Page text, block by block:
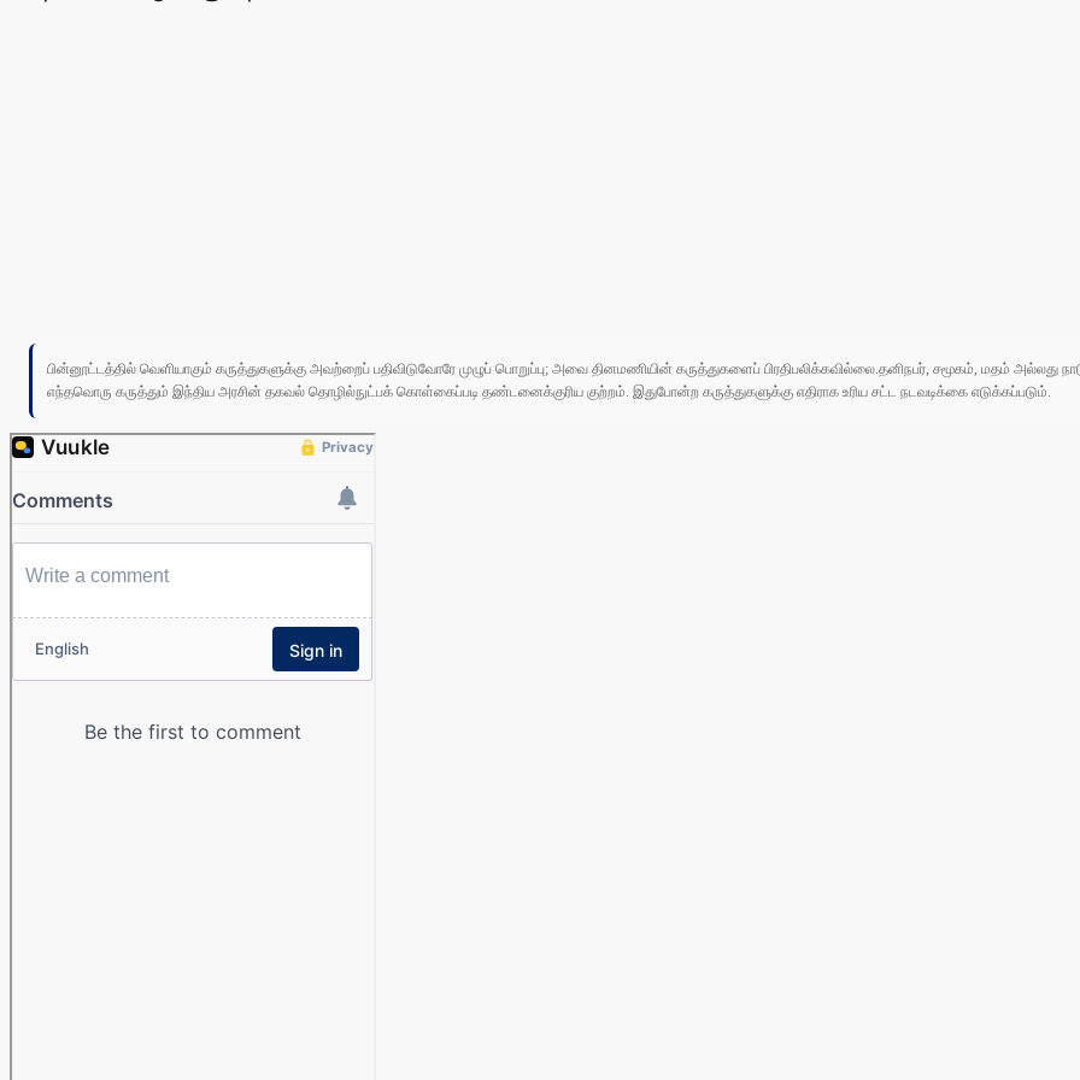
பின்னூட்டத்தில் வெளியாகும் கருத்துகளுக்கு அவற்றைப் பதிவிடுவோரே முழுப் பொறுப்பு; அவை தினமணியின் கருத்துகளைப் பிரதிபலிக்கவில்லை.தனிநபர், சமூகம், மதம் அல்லது
எந்தவொரு கருத்தும் இந்திய அரசின் தகவல் தொழில்நுட்பக் கொள்கைப்படி தண்டனைக்குரிய குற்றம். இதுபோன்ற கருத்துகளுக்கு எதிராக உரிய சட்ட நடவடிக்கை எடுக்கப்படும்.